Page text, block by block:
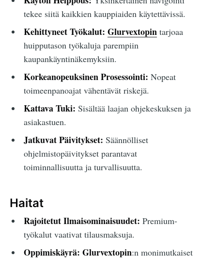
tekee siitä kaikkien kauppiaiden käytettävissä.
Kehittyneet Työkalut: Glurvextopintarjoaa
huipputason työkaluja parempiin
kaupankäyntinäkemyksiin.
Korkeanopeuksinen Prosessointi: Nopeat
toimeenpanoajat vähentävät riskejä.
Kattava Tuki: Sisältää laajan ohjekeskuksen ja
asiakastuen.
Jatkuvat Päivitykset: Säännölliset
ohjelmistopäivitykset parantavat
toiminnallisuutta ja turvallisuutta.
Haitat
Rajoitetut Ilmaisominaisuudet: Premium-
työkalut vaativat tilausmaksuja.
Oppimiskäyrä: Glurvextopin:n monimutkaiset